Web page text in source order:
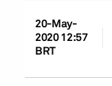
20-May-
2020 12:57
BRT